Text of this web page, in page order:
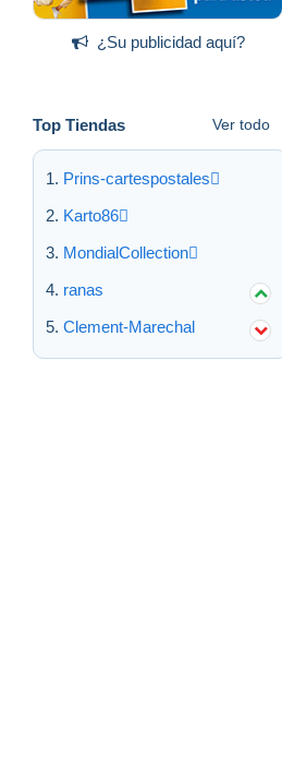
¿Su publicidad aquí?
Top Tiendas Ver todo
Prins-cartespostales
Karto86
MondialCollection
ranas
Clement-Marechal